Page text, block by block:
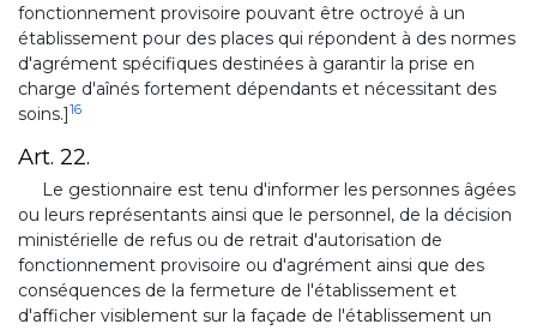
fonctionnement provisoire pouvant être octroyé à un
établissement pour des places qui répondent à des normes
d'agrément spécifiques destinées à garantir la prise en
charge d'aînés fortement dépendants et nécessitant des
soins.]16
Art. 22.
Le gestionnaire est tenu d'informer les personnes âgées
ou leurs représentants ainsi que le personnel, de la décision
ministérielle de refus ou de retrait d'autorisation de
fonctionnement provisoire ou d'agrément ainsi que des
conséquences de la fermeture de l'établissement et
d'afficher visiblement sur la façade de l'établissement un